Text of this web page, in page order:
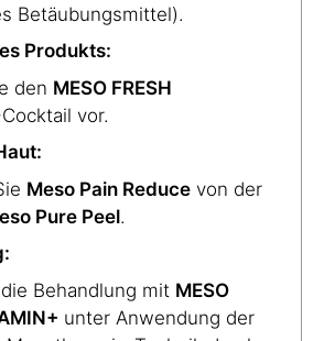
Betäubungsmittel).
Produkts:
den MESO FRESH
vor.
Meso Pain Reduce von der
Pure Peel.
Behandlung mit MESO
unter Anwendung der